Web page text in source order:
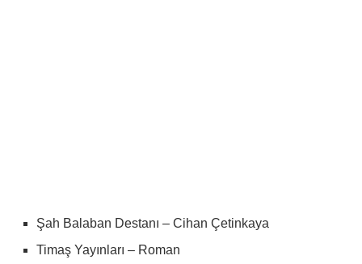
Şah Balaban Destanı – Cihan Çetinkaya
Timaş Yayınları – Roman